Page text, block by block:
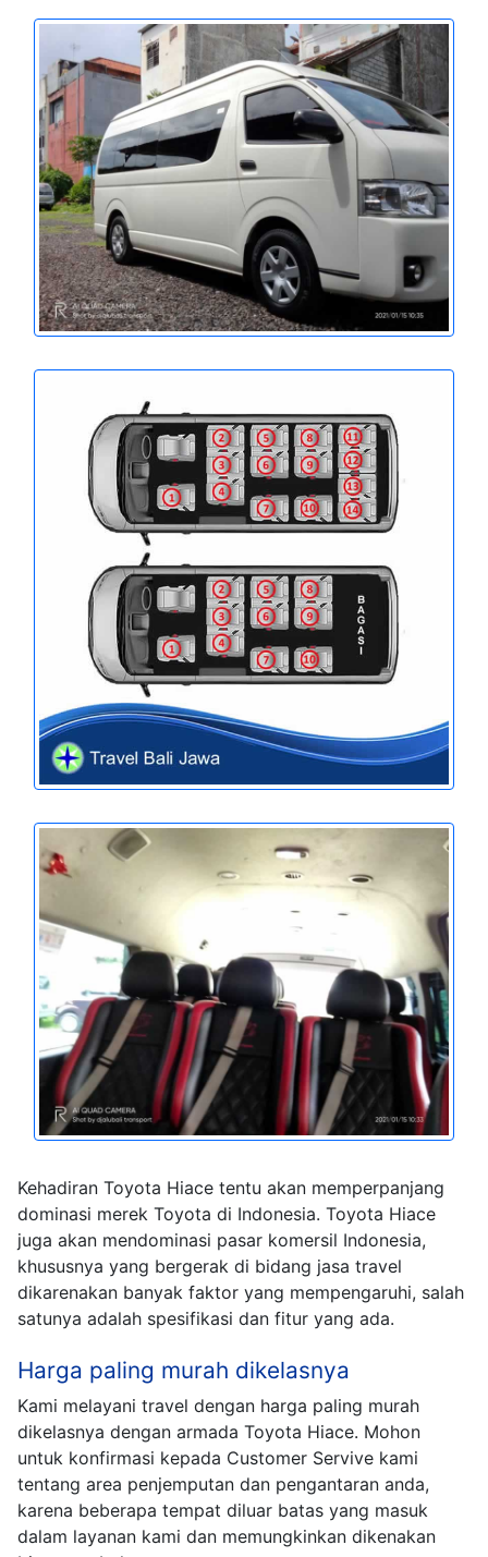
Kehadiran Toyota Hiace tentu akan memperpanjang
dominasi merek Toyota di Indonesia. Toyota Hiace
juga akan mendominasi pasar komersil Indonesia,
khususnya yang bergerak di bidang jasa travel
dikarenakan banyak faktor yang mempengaruhi, salah
satunya adalah spesifikasi dan fitur yang ada.
Harga paling murah dikelasnya
Kami melayani travel dengan harga paling murah
dikelasnya dengan armada Toyota Hiace. Mohon
untuk konfirmasi kepada Customer Servive kami
tentang area penjemputan dan pengantaran anda,
karena beberapa tempat diluar batas yang masuk
dalam layanan kami dan memungkinkan dikenakan